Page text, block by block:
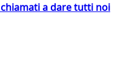
a dare tutti noi